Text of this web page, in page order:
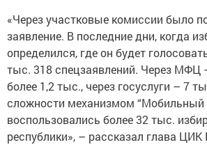
«Через участковые комиссии было
заявление. В последние дни, когда
определился, где он будет
тыс. 318 спецзаявлений. Через МФЦ
более 1,2 тыс., через госуслуги – 7
сложности механизмом “Мобильный
воспользовались более 32 тыс.
республики», – рассказал глава ЦИК